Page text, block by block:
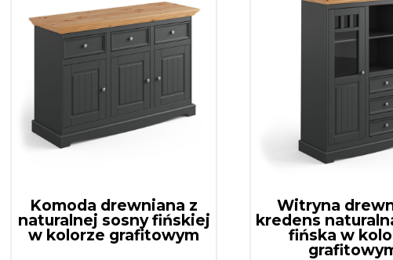
Komoda drewniana z
naturalnej sosny fińskiej
w kolorze grafitowym
Witryna
kredens
fińska w